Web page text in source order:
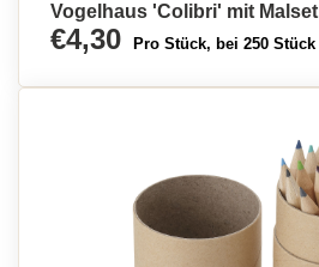
Vogelhaus 'Colibri' mit Malset
€4,30 Pro Stück, bei 250 Stück